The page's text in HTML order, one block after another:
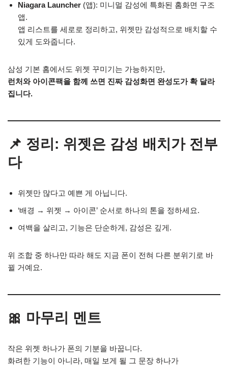
Niagara Launcher (앱): 미니멀 감성에 특화된 홈화면 구조
앱.
앱 리스트를 세로로 정리하고, 위젯만 감성적으로 배치할 수
있게 도와줍니다.
삼성 기본 홈에서도 위젯 꾸미기는 가능하지만,
런처와 아이콘팩을 함께 쓰면 진짜 감성화면 완성도가 확 달라
집니다.
📌 정리: 위젯은 감성 배치가 전부
다
위젯만 많다고 예쁜 게 아닙니다.
‘배경 → 위젯 → 아이콘’ 순서로 하나의 톤을 정하세요.
여백을 살리고, 기능은 단순하게, 감성은 깊게.
위 조합 중 하나만 따라 해도 지금 폰이 전혀 다른 분위기로 바
뀔 거예요.
🎀 마무리 멘트
작은 위젯 하나가 폰의 기분을 바꿉니다.
화려한 기능이 아니라, 매일 보게 될 그 문장 하나가